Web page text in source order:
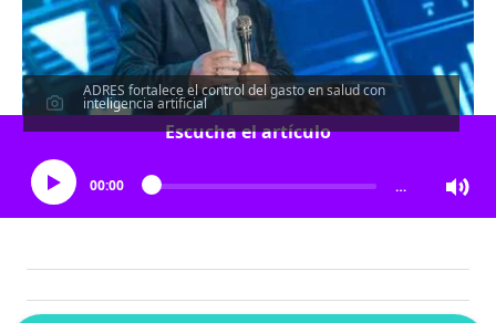
ADRES fortalece el control del gasto en salud con
inteligencia artificial
Escucha el artículo
00:00 …